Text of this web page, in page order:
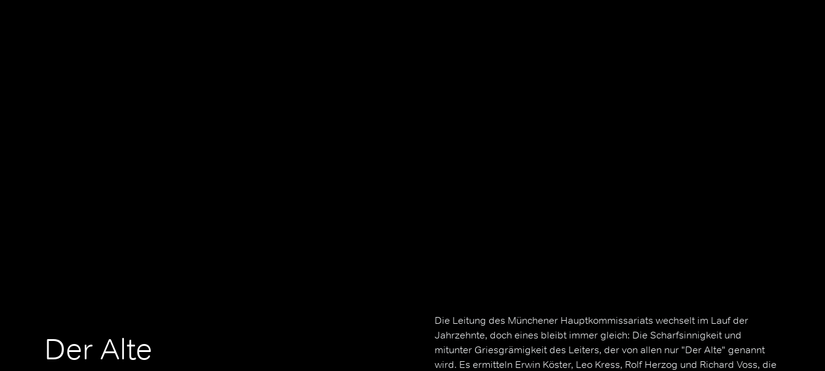
Der Alte
Die Leitung des Münchener Hauptkommissariats wechselt im Lauf der
Jahrzehnte, doch eines bleibt immer gleich: Die Scharfsinnigkeit und
mitunter Griesgrämigkeit des Leiters, der von allen nur "Der Alte" genannt
wird. Es ermitteln Erwin Köster, Leo Kress, Rolf Herzog und Richard Voss, die